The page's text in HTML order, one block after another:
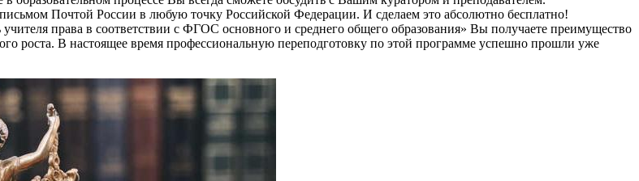
Почтой России в любую точку Российской Федерации. И сделаем это абсолютно бесплатно!
учителя права в соответствии с ФГОС основного и среднего общего образования» Вы получаете преимущество
роста. В настоящее время профессиональную переподготовку по этой программе успешно прошли уже